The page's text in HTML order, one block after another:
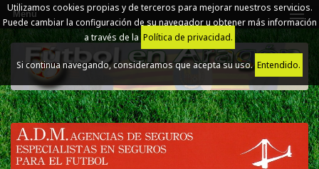
Utilizamos cookies propias y de terceros para mejorar nuestros servicios.
Puede cambiar la configuración de su navegador u obtener más información
a través de la Política de privacidad.
Si continua navegando, consideramos que acepta su uso.Entendido.
Menú